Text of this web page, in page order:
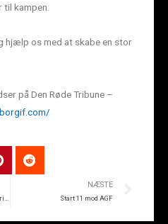
kampen.
hjælp os med at skabe en stor
på Den Røde Tribune –
NÆSTE
Start 11 mod AGF